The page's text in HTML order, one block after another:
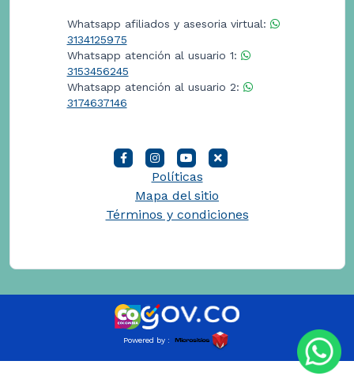
Whatsapp afiliados y asesoria virtual:
3134125975
Whatsapp atención al usuario 1:
3153456245
Whatsapp atención al usuario 2:
3174637146
Políticas
Mapa del sitio
Términos y condiciones
Powered by :